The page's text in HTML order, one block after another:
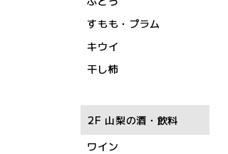
すもも・プラム
キウイ
干し柿
2F 山梨の酒・飲料
ワイン